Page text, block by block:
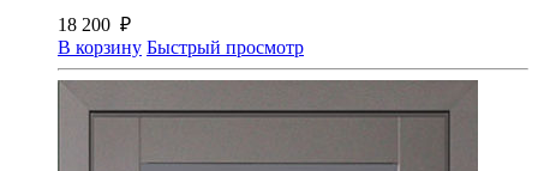
18 200 ₽
В корзину Быстрый просмотр